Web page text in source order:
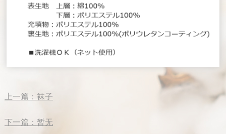
上一篇： 袜子
下一篇： 暂无